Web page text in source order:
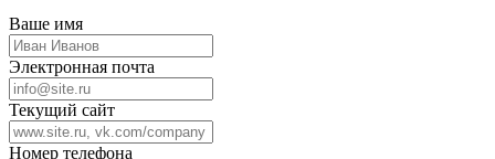
Ваше имя
Электронная почта
Текущий сайт
Номер телефона